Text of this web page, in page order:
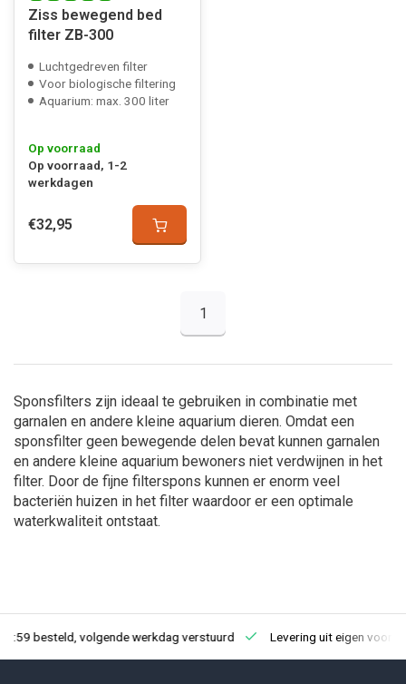
Ziss bewegend bed
filter ZB-300
Luchtgedreven filter
Voor biologische filtering
Aquarium: max. 300 liter
Op voorraad
Op voorraad, 1-2
werkdagen
€32,95
1
Sponsfilters zijn ideaal te gebruiken in combinatie met
garnalen en andere kleine aquarium dieren. Omdat een
sponsfilter geen bewegende delen bevat kunnen garnalen
en andere kleine aquarium bewoners niet verdwijnen in het
filter. Door de fijne filterspons kunnen er enorm veel
bacteriën huizen in het filter waardoor er een optimale
waterkwaliteit ontstaat.
besteld, volgende werkdag verstuurd Levering uit eigen